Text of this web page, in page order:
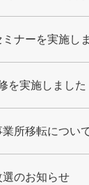
ナーを実施し
を実施しました
所移転につい
選のお知らせ